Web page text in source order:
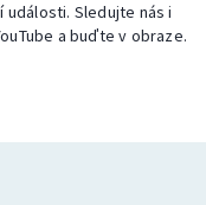
Sledujte nás i
a buďte v obraze.